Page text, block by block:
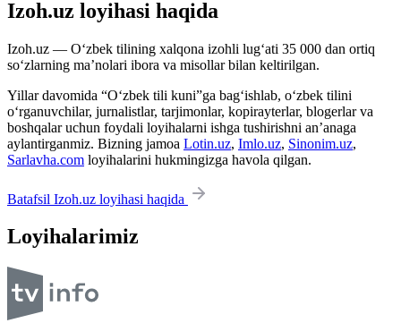
Izoh.uz loyihasi haqida
Izoh.uz — O‘zbek tilining xalqona izohli lug‘ati 35 000 dan ortiq
so‘zlarning ma’nolari ibora va misollar bilan keltirilgan.
Yillar davomida “O‘zbek tili kuni”ga bag‘ishlab, o‘zbek tilini
o‘rganuvchilar, jurnalistlar, tarjimonlar, kopirayterlar, blogerlar va
boshqalar uchun foydali loyihalarni ishga tushirishni an’anaga
aylantirganmiz. Bizning jamoa Lotin.uz, Imlo.uz, Sinonim.uz,
Sarlavha.com loyihalarini hukmingizga havola qilgan.
Batafsil Izoh.uz loyihasi haqida
Loyihalarimiz